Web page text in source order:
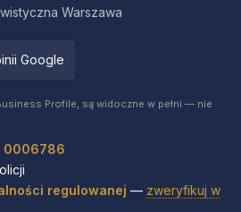
Warszawa
Google
Profile, są widoczne w pełni — nie
0006786
regulowanej — zweryfikuj w